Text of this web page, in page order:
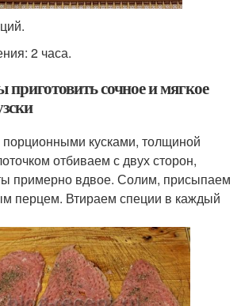
2 часа.
приготовить сочное и мягкое
кусками, толщиной
отбиваем с двух сторон,
примерно вдвое. Солим, присыпаем
перцем. Втираем специи в каждый